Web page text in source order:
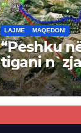
LAJME MAQEDONI
“Peshku
tigani
Ende pa u
projekti i
komuna e
nis